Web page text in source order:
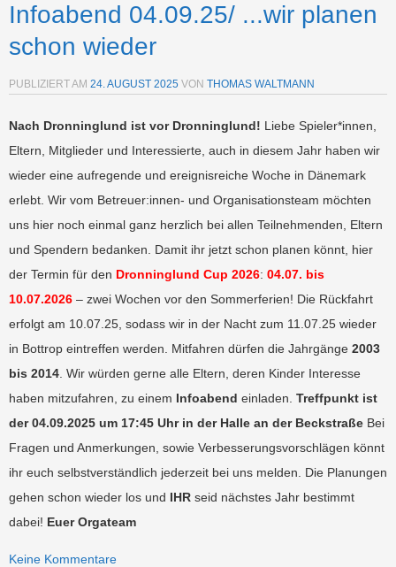
Infoabend 04.09.25/ ...wir planen
schon wieder
PUBLIZIERT AM 24. AUGUST 2025 VON THOMAS WALTMANN
Nach Dronninglund ist vor Dronninglund! Liebe Spieler*innen,
Eltern, Mitglieder und Interessierte, auch in diesem Jahr haben wir
wieder eine aufregende und ereignisreiche Woche in Dänemark
erlebt. Wir vom Betreuer:innen- und Organisationsteam möchten
uns hier noch einmal ganz herzlich bei allen Teilnehmenden, Eltern
und Spendern bedanken. Damit ihr jetzt schon planen könnt, hier
der Termin für den Dronninglund Cup 2026: 04.07. bis
10.07.2026 – zwei Wochen vor den Sommerferien! Die Rückfahrt
erfolgt am 10.07.25, sodass wir in der Nacht zum 11.07.25 wieder
in Bottrop eintreffen werden. Mitfahren dürfen die Jahrgänge 2003
bis 2014 . Wir würden gerne alle Eltern, deren Kinder Interesse
haben mitzufahren, zu einem Infoabend einladen. Treffpunkt ist
der04.09.2025 um 17:45 Uhr in der Halle an der Beckstraße Bei
Fragen und Anmerkungen, sowie Verbesserungsvorschlägen könnt
ihr euch selbstverständlich jederzeit bei uns melden. Die Planungen
gehen schon wieder los und IHR seid nächstes Jahr bestimmt
dabei! Euer Orgateam
Keine Kommentare